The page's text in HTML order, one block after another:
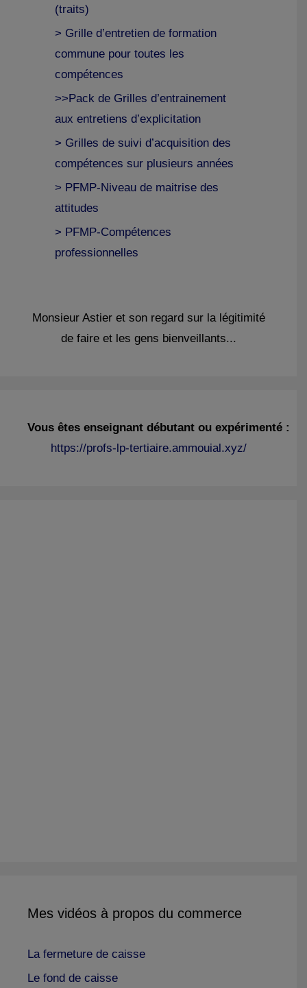
(traits)
> Grille d’entretien de formation
commune pour toutes les
compétences
>>Pack de Grilles d’entrainement
aux entretiens d’explicitation
> Grilles de suivi d’acquisition des
compétences sur plusieurs années
> PFMP-Niveau de maitrise des
attitudes
> PFMP-Compétences
professionnelles
Monsieur Astier et son regard sur la légitimité
de faire et les gens bienveillants...
Vous êtes enseignant débutant ou expérimenté :
https://profs-lp-tertiaire.ammouial.xyz/
Mes vidéos à propos du commerce
La fermeture de caisse
Le fond de caisse